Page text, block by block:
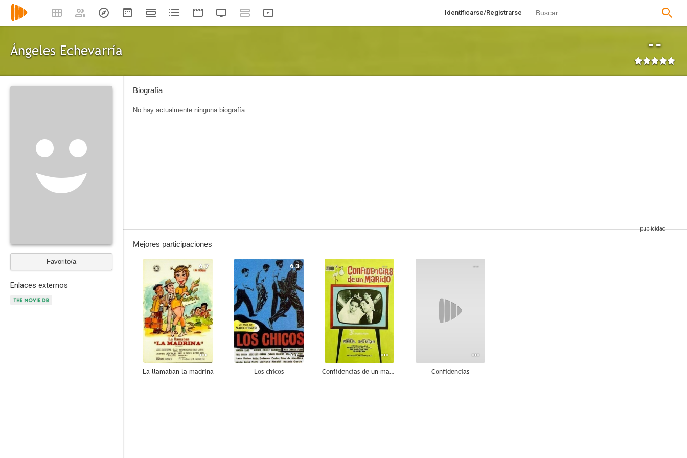
Identificarse/Registrarse
Ángeles Echevarría --
Favorito/a
Enlaces externos
Biografía
No hay actualmente ninguna biografía.
Mejores participaciones
6.7
La llamaban la madrina
6.3
Los chicos
--
Confidencias de un marido
--
Confidencias